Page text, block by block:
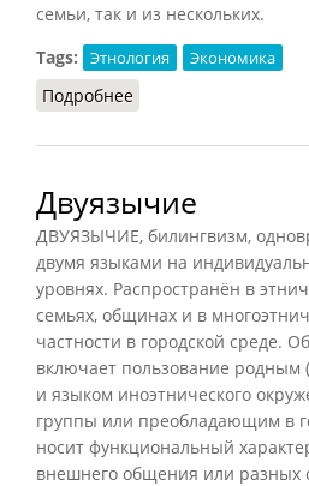
семьи, так и из нескольких.
Tags:
Этнология Экономика
Подробнее
Двуязычие
ДВУЯЗЫЧИЕ, билингвизм,
двумя языками на
уровнях. Распространён в
семьях, общинах и в
частности в городской среде.
включает пользование родным
и языком иноэтнического
группы или преобладающим в
носит функциональный
внешнего общения или разных